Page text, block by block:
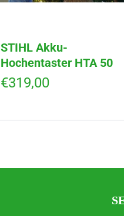
STIHL Akku-
Hochentaster HTA 50
€319,00